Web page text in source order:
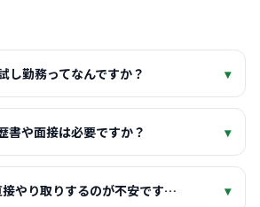
し勤務ってなんですか？ ▾
書や面接は必要ですか？ ▾
やり取りするのが不安です… ▾